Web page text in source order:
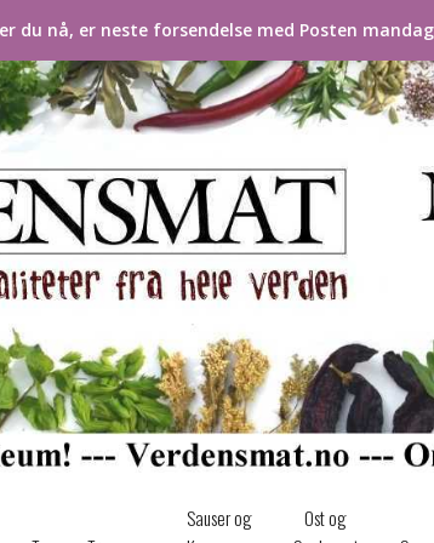
Sauser og
Ost og
du nå, er neste forsendelse med Posten